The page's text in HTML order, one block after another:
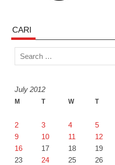
CARI
July 2012
M T W T
2
3 4 5
9
10 11 12
16
17 18 19
23
24 25 26